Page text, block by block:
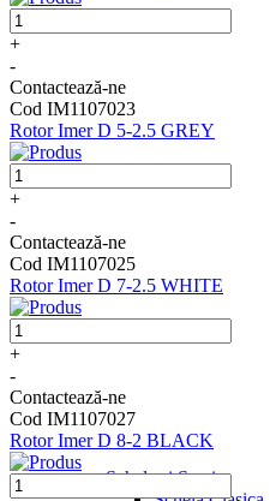
Schele si Scari
+
-
Contactează-ne
Cod IM1107023
Rotor Imer D 5-2.5 GREY
+
-
Contactează-ne
Cod IM1107025
Rotor Imer D 7-2.5 WHITE
+
-
Contactează-ne
Cod IM1107027
Rotor Imer D 8-2 BLACK